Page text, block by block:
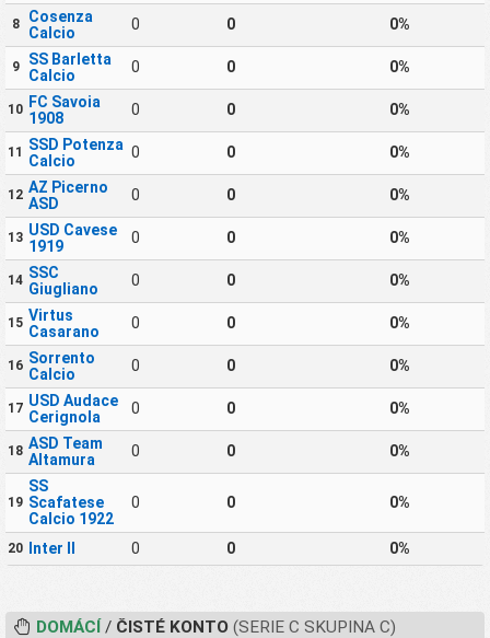
8
Cosenza
Calcio
0 0 0%
9
SS Barletta
Calcio
0 0 0%
10 FC Savoia
1908
0 0 0%
11 SSD Potenza
Calcio
0 0 0%
12 AZ Picerno
ASD
0 0 0%
13 USD Cavese
1919
0 0 0%
14 SSC
Giugliano
0 0 0%
15 Virtus
Casarano
0 0 0%
16 Sorrento
Calcio
0 0 0%
17 USD Audace
Cerignola
0 0 0%
18 ASD Team
Altamura
0 0 0%
19
SS
Scafatese
Calcio 1922
0 0 0%
20 Inter II 0 0 0%
DOMÁCÍ /ČISTÉ KONTO(SERIE C SKUPINA C)